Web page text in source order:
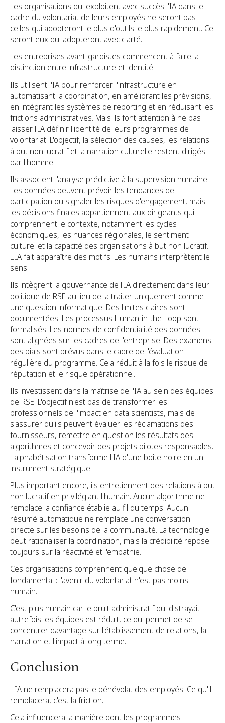
Les organisations qui exploitent avec succès l'IA dans le
cadre du volontariat de leurs employés ne seront pas
celles qui adopteront le plus d'outils le plus rapidement. Ce
seront eux qui adopteront avec clarté.
Les entreprises avant-gardistes commencent à faire la
distinction entre infrastructure et identité.
Ils utilisent l'IA pour renforcer l'infrastructure en
automatisant la coordination, en améliorant les prévisions,
en intégrant les systèmes de reporting et en réduisant les
frictions administratives. Mais ils font attention à ne pas
laisser l'IA définir l'identité de leurs programmes de
volontariat. L'objectif, la sélection des causes, les relations
à but non lucratif et la narration culturelle restent dirigés
par l'homme.
Ils associent l'analyse prédictive à la supervision humaine.
Les données peuvent prévoir les tendances de
participation ou signaler les risques d'engagement, mais
les décisions finales appartiennent aux dirigeants qui
comprennent le contexte, notamment les cycles
économiques, les nuances régionales, le sentiment
culturel et la capacité des organisations à but non lucratif.
L'IA fait apparaître des motifs. Les humains interprètent le
sens.
Ils intègrent la gouvernance de l'IA directement dans leur
politique de RSE au lieu de la traiter uniquement comme
une question informatique. Des limites claires sont
documentées. Les processus Human-in-the-Loop sont
formalisés. Les normes de confidentialité des données
sont alignées sur les cadres de l'entreprise. Des examens
des biais sont prévus dans le cadre de l'évaluation
régulière du programme. Cela réduit à la fois le risque de
réputation et le risque opérationnel.
Ils investissent dans la maîtrise de l'IA au sein des équipes
de RSE. L'objectif n'est pas de transformer les
professionnels de l'impact en data scientists, mais de
s'assurer qu'ils peuvent évaluer les réclamations des
fournisseurs, remettre en question les résultats des
algorithmes et concevoir des projets pilotes responsables.
L'alphabétisation transforme l'IA d'une boîte noire en un
instrument stratégique.
Plus important encore, ils entretiennent des relations à but
non lucratif en privilégiant l'humain. Aucun algorithme ne
remplace la confiance établie au fil du temps. Aucun
résumé automatique ne remplace une conversation
directe sur les besoins de la communauté. La technologie
peut rationaliser la coordination, mais la crédibilité repose
toujours sur la réactivité et l'empathie.
Ces organisations comprennent quelque chose de
fondamental : l'avenir du volontariat n'est pas moins
humain.
C'est plus humain car le bruit administratif qui distrayait
autrefois les équipes est réduit, ce qui permet de se
concentrer davantage sur l'établissement de relations, la
narration et l'impact à long terme.
Conclusion
L'IA ne remplacera pas le bénévolat des employés. Ce qu'il
remplacera, c'est la friction.
Cela influencera la manière dont les programmes